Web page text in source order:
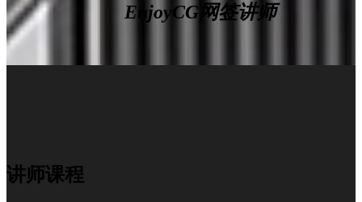
EnjoyCG网签讲师
讲师课程